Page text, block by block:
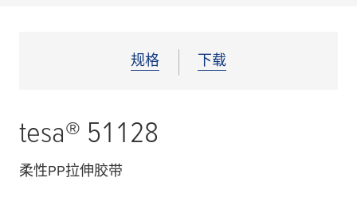
规格 下载
tesa® 51128
柔性PP拉伸胶带